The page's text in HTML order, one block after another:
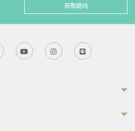
获取路线